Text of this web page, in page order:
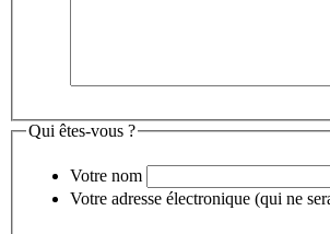
Qui êtes-vous ?
Votre nom
Votre adresse électronique (qui ne